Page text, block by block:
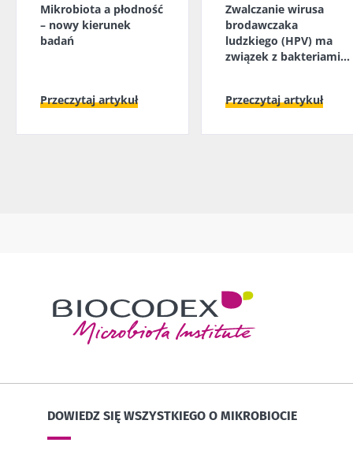
Mikrobiota a płodność
– nowy kierunek
badań
Przeczytaj artykuł
Zwalczanie wirusa
brodawczaka
ludzkiego (HPV) ma
związek z bakteriami
Przeczytaj artykuł
DOWIEDZ SIĘ WSZYSTKIEGO O MIKROBIOCIE